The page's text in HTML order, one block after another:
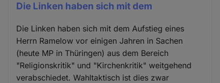
Die Linken haben sich mit dem
Die Linken haben sich mit dem Aufstieg eines
Herrn Ramelow vor einigen Jahren in Sachen
(heute MP in Thüringen) aus dem Bereich
"Religionskritik" und "Kirchenkritik" weitgehend
verabschiedet. Wahltaktisch ist dies zwar